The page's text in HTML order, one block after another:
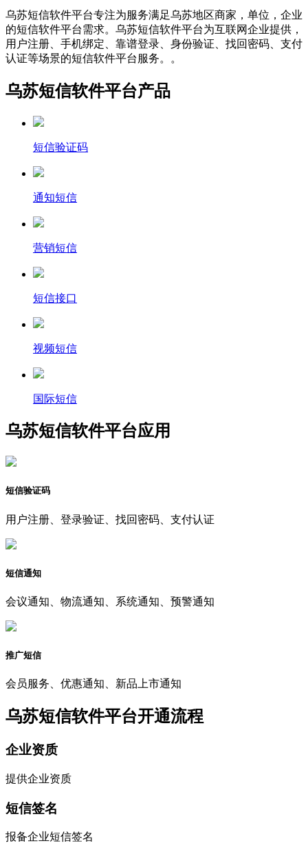
乌苏短信软件平台专注为服务满足乌苏地区商家，单位，企业
的短信软件平台需求。乌苏短信软件平台为互联网企业提供，
用户注册、手机绑定、靠谱登录、身份验证、找回密码、支付
认证等场景的短信软件平台服务。。
乌苏短信软件平台产品
短信验证码
通知短信
营销短信
短信接口
视频短信
国际短信
乌苏短信软件平台应用
短信验证码
用户注册、登录验证、找回密码、支付认证
短信通知
会议通知、物流通知、系统通知、预警通知
推广短信
会员服务、优惠通知、新品上市通知
乌苏短信软件平台开通流程
企业资质
提供企业资质
短信签名
报备企业短信签名